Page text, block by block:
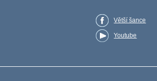
Větší šance
Youtube